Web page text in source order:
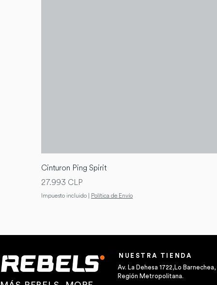
Cinturon Ping Spirit
Precio
27.993 CLP
Impuesto incluido | Política de Envío
NUESTRA TIENDA
Av. La Dehesa 1722,Lo Barnechea,
Región Metropolitana.